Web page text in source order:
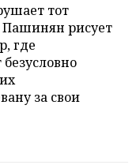
тот
рисует
где
за свои